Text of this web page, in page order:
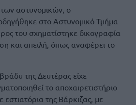
αστυνομικών, ο
στο Αστυνομικό Τμήμα
του σχηματίστηκε δικογραφία
και απειλή, όπως αναφέρει το
της Δευτέρας είχε
το αποχαιρετιστήριο
εστιατόρια της Βάρκιζας, με